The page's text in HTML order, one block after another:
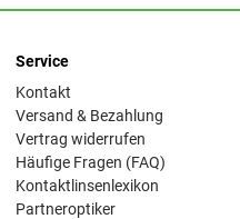
Service
Kontakt
Versand & Bezahlung
Vertrag widerrufen
Häufige Fragen (FAQ)
Kontaktlinsenlexikon
Partneroptiker